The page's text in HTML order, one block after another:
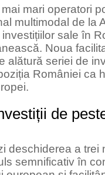
mari operatori
multimodal de la
sale în
Noua
alătură seriei de
României ca
de
deschiderea a trei
semnificativ în